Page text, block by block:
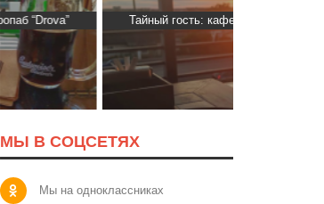
Тайный гость: кафе «Автограф»
МЫ В СОЦСЕТЯХ
Мы на одноклассниках